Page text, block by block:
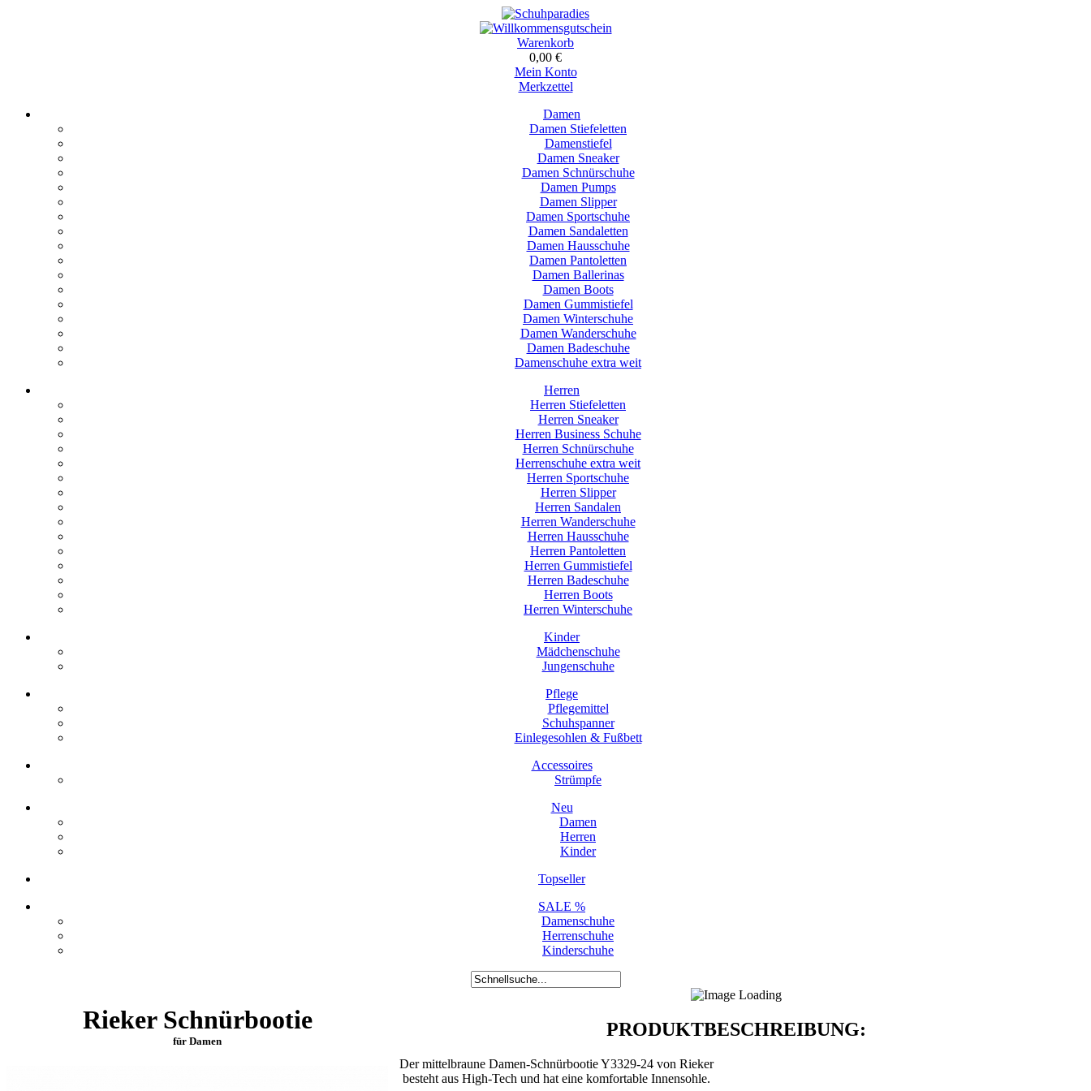
Warenkorb
0,00 €
Mein Konto
Merkzettel
Damen
Damen Stiefeletten
Damenstiefel
Damen Sneaker
Damen Schnürschuhe
Damen Pumps
Damen Slipper
Damen Sportschuhe
Damen Sandaletten
Damen Hausschuhe
Damen Pantoletten
Damen Ballerinas
Damen Boots
Damen Gummistiefel
Damen Winterschuhe
Damen Wanderschuhe
Damen Badeschuhe
Damenschuhe extra weit
Herren
Herren Stiefeletten
Herren Sneaker
Herren Business Schuhe
Herren Schnürschuhe
Herrenschuhe extra weit
Herren Sportschuhe
Herren Slipper
Herren Sandalen
Herren Wanderschuhe
Herren Hausschuhe
Herren Pantoletten
Herren Gummistiefel
Herren Badeschuhe
Herren Boots
Herren Winterschuhe
Kinder
Mädchenschuhe
Jungenschuhe
Pflege
Pflegemittel
Schuhspanner
Einlegesohlen & Fußbett
Accessoires
Strümpfe
Neu
Damen
Herren
Kinder
Topseller
SALE %
Damenschuhe
Herrenschuhe
Kinderschuhe
Rieker Schnürbootie
für Damen
PRODUKTBESCHREIBUNG:
Der mittelbraune Damen-Schnürbootie Y3329-24 von Rieker
besteht aus High-Tech und hat eine komfortable Innensohle.